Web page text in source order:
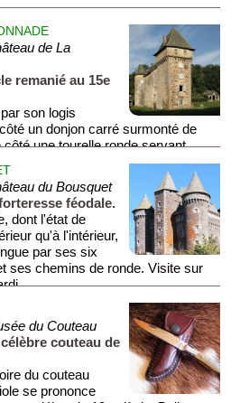
de La
remanié au 15e
son logis
un donjon carré surmonté de
une tourelle ronde servant
du Bousquet
féodale.
dont l'état de
qu'à l'intérieur,
par ses six
ses chemins de ronde. Visite sur
du Couteau
couteau de
du couteau
se prononce